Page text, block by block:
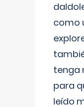
como
tenga
para
leído